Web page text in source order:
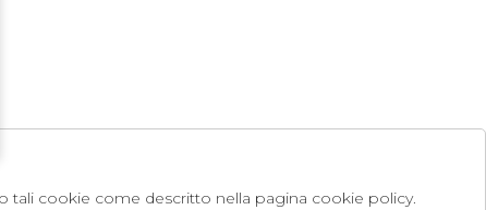
tali cookie come descritto nella pagina cookie policy.